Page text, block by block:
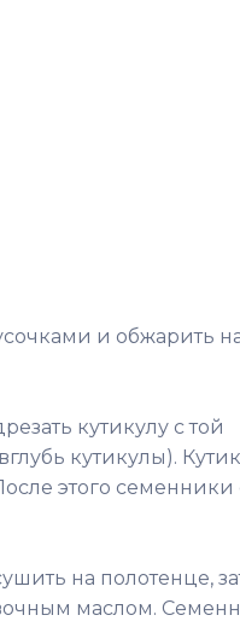
и обжарить
кутикулу с той
кутикулы).
этого
на полотенце,
маслом.